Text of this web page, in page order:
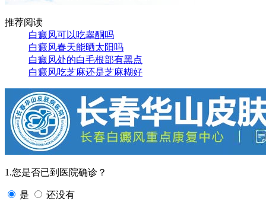
推荐阅读
白癜风可以吃睾酮吗
白癜风春天能晒太阳吗
白癜风处的白毛根部有黑点
白癜风吃芝麻还是芝麻糊好
1.您是否已到医院确诊？
是 还没有